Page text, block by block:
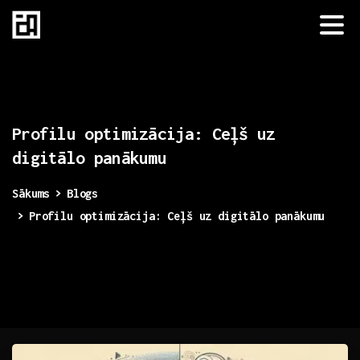
Profilu optimizācija: Ceļš uz
digitālo panākumu
Sākums
Blogs
Profilu optimizācija: Ceļš uz digitālo panākumu